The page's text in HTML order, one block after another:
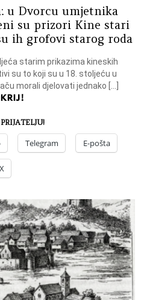
u Dvorcu umjetnika
su prizori Kine stari
ih grofovi starog roda
starim prikazima kineskih
su to koji su u 18. stoljeću u
morali djelovati jednako […]
Telegram E-pošta
X